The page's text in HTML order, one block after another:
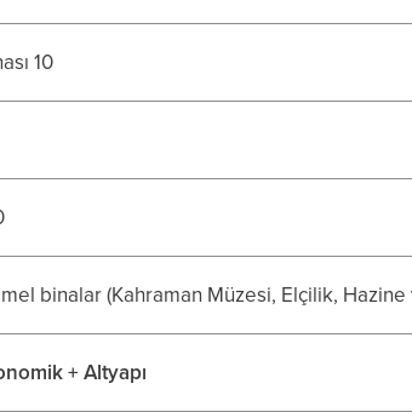
10
binalar (Kahraman Müzesi, Elçilik, Hazine
+ Altyapı